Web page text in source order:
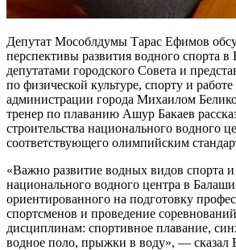
Депутат Мособлдумы Тарас Ефимов
перспективы развития водного спорта в
депутатами городского Совета и
по физической культуре, спорту и
администрации города Михаилом
тренер по плаванию Ашур Бакаев
строительства национального водного
соответствующего олимпийским
«Важно развитие водных видов спорта и
национального водного центра в
ориентированного на подготовку
спортсменов и проведение
дисциплинам: спортивное плавание,
водное поло, прыжки в воду», — сказал